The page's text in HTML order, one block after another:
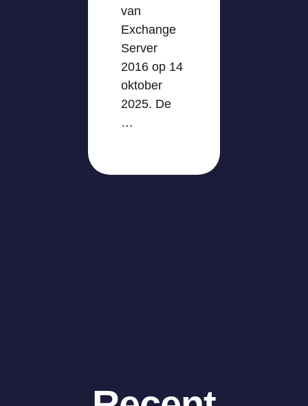
van
Exchange
Server
2016 op 14
oktober
2025. De
…